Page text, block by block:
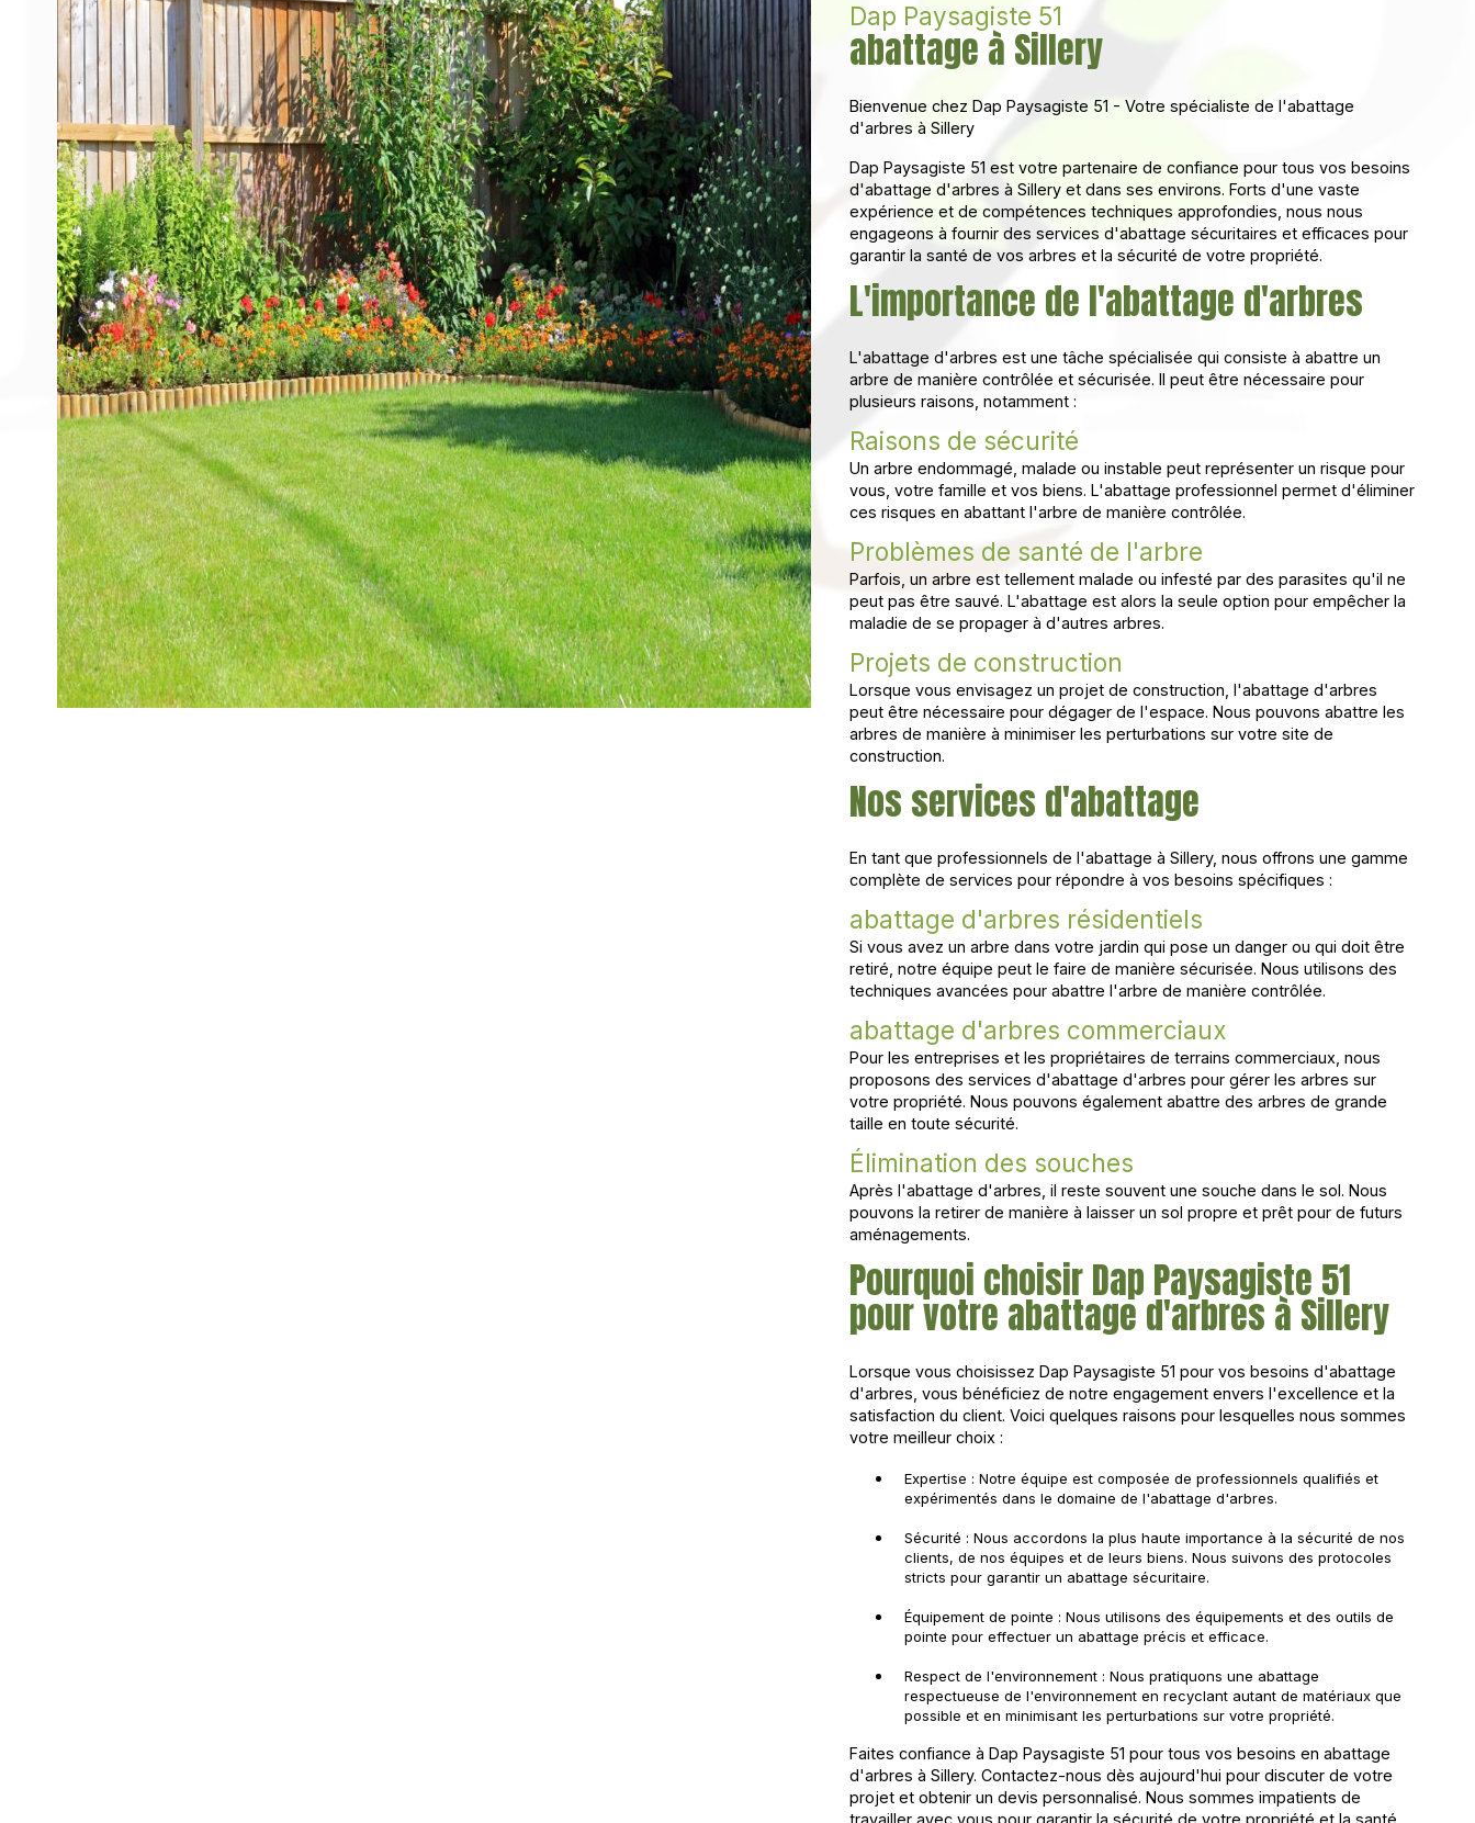
Dap Paysagiste 51
abattage à Sillery
Bienvenue chez Dap Paysagiste 51 - Votre spécialiste de l'abattage
d'arbres à Sillery
Dap Paysagiste 51 est votre partenaire de confiance pour tous vos besoins
d'abattage d'arbres à Sillery et dans ses environs. Forts d'une vaste
expérience et de compétences techniques approfondies, nous nous
engageons à fournir des services d'abattage sécuritaires et efficaces pour
garantir la santé de vos arbres et la sécurité de votre propriété.
L'importance de l'abattage d'arbres
L'abattage d'arbres est une tâche spécialisée qui consiste à abattre un
arbre de manière contrôlée et sécurisée. Il peut être nécessaire pour
plusieurs raisons, notamment :
Raisons de sécurité
Un arbre endommagé, malade ou instable peut représenter un risque pour
vous, votre famille et vos biens. L'abattage professionnel permet d'éliminer
ces risques en abattant l'arbre de manière contrôlée.
Problèmes de santé de l'arbre
Parfois, un arbre est tellement malade ou infesté par des parasites qu'il ne
peut pas être sauvé. L'abattage est alors la seule option pour empêcher la
maladie de se propager à d'autres arbres.
Projets de construction
Lorsque vous envisagez un projet de construction, l'abattage d'arbres
peut être nécessaire pour dégager de l'espace. Nous pouvons abattre les
arbres de manière à minimiser les perturbations sur votre site de
construction.
Nos services d'abattage
En tant que professionnels de l'abattage à Sillery, nous offrons une gamme
complète de services pour répondre à vos besoins spécifiques :
abattage d'arbres résidentiels
Si vous avez un arbre dans votre jardin qui pose un danger ou qui doit être
retiré, notre équipe peut le faire de manière sécurisée. Nous utilisons des
techniques avancées pour abattre l'arbre de manière contrôlée.
abattage d'arbres commerciaux
Pour les entreprises et les propriétaires de terrains commerciaux, nous
proposons des services d'abattage d'arbres pour gérer les arbres sur
votre propriété. Nous pouvons également abattre des arbres de grande
taille en toute sécurité.
Élimination des souches
Après l'abattage d'arbres, il reste souvent une souche dans le sol. Nous
pouvons la retirer de manière à laisser un sol propre et prêt pour de futurs
aménagements.
Pourquoi choisir Dap Paysagiste 51
pour votre abattage d'arbres à Sillery
Lorsque vous choisissez Dap Paysagiste 51 pour vos besoins d'abattage
d'arbres, vous bénéficiez de notre engagement envers l'excellence et la
satisfaction du client. Voici quelques raisons pour lesquelles nous sommes
votre meilleur choix :
Expertise : Notre équipe est composée de professionnels qualifiés et
expérimentés dans le domaine de l'abattage d'arbres.
Sécurité : Nous accordons la plus haute importance à la sécurité de nos
clients, de nos équipes et de leurs biens. Nous suivons des protocoles
stricts pour garantir un abattage sécuritaire.
Équipement de pointe : Nous utilisons des équipements et des outils de
pointe pour effectuer un abattage précis et efficace.
Respect de l'environnement : Nous pratiquons une abattage
respectueuse de l'environnement en recyclant autant de matériaux que
possible et en minimisant les perturbations sur votre propriété.
Faites confiance à Dap Paysagiste 51 pour tous vos besoins en abattage
d'arbres à Sillery. Contactez-nous dès aujourd'hui pour discuter de votre
projet et obtenir un devis personnalisé. Nous sommes impatients de